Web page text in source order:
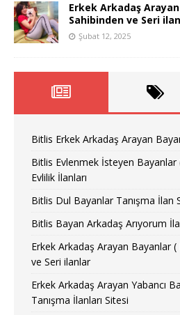
Erkek Arkadaş
Sahibinden ve Seri
Şubat 12, 2025
Bitlis Erkek Arkadaş Arayan
Bitlis Evlenmek İsteyen Bayanlar
Evlilik İlanları
Bitlis Dul Bayanlar Tanışma İlan
Bitlis Bayan Arkadaş Arıyorum
Erkek Arkadaş Arayan Bayanlar (
ve Seri ilanlar
Erkek Arkadaş Arayan Yabancı
Tanışma İlanları Sitesi